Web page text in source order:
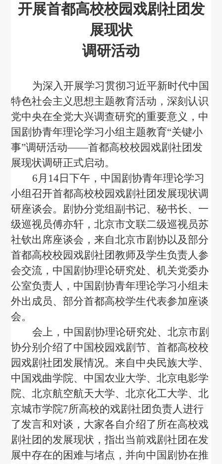
开展首都高校校园戏剧社团发
展现状
调研活动
为深入开展学习贯彻习近平新时代中国
特色社会主义思想主题教育活动，深刻认识
党中央在全党大兴调查研究的重要意义，中
国剧协青年理论学习小组主题教育“关键小
事”调研活动——首都高校校园戏剧社团发
展现状调研正式启动。
6月14日下午，中国剧协青年理论学习
小组召开首都高校校园戏剧社团发展现状调
研座谈会。剧协分党组副书记、秘书长、一
级巡视员傅亦轩，北京市文联二级巡视员苏
社钦出席座谈会，来自北京市剧协以及部分
首都高校校园戏剧社团教师及学生负责人参
会交流，中国剧协理论研究处、机关党委办
公室负责人，中国剧协青年理论学习小组未
外出成员、部分首都高校学生代表参加座谈
会。
会上，中国剧协理论研究处、北京市剧
协分别介绍了中国校园戏剧节、首都高校校
园戏剧社团发展情况。来自中央民族大学、
中国戏曲学院、 中国农业大学、北京电影学
院、北京航空航天大学、北京化工大学、北
京城市学院7所高校的戏剧社团负责人进行
了发言和对谈，大家各自介绍了所在高校戏
剧社团的发展现状，指出当前戏剧社团在发
展中存在的困难与堵点，并向中国剧协在推